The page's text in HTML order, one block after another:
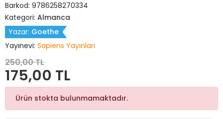
Barkod: 9786258270334
Kategori: Almanca
Yazar: Goethe
Yayınevi: Sapiens Yayınları
250,00 TL
175,00 TL
Ürün stokta bulunmamaktadır.